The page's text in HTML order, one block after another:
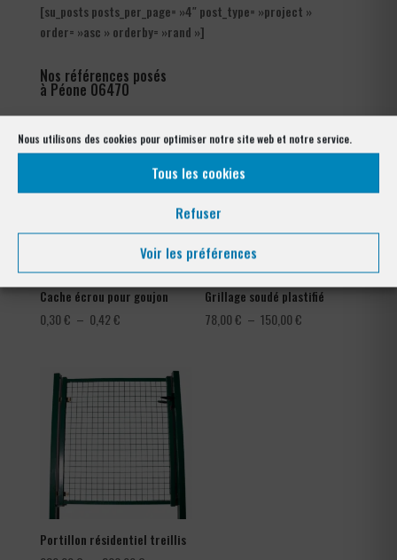
Nous utilisons des cookies pour optimiser notre site web et notre service.
Tous les cookies
Refuser
Voir les préférences
[su_posts posts_per_page= »4″ post_type= »project »
order= »asc » orderby= »rand »]
Nos références posés
à Péone 06470
Cache écrou pour goujon
0,30€ – 0,42€Plage
0,30 €
à
Grillage soudé plastifié
78,00€ – 150,00€
Portillon résidentiel treillis